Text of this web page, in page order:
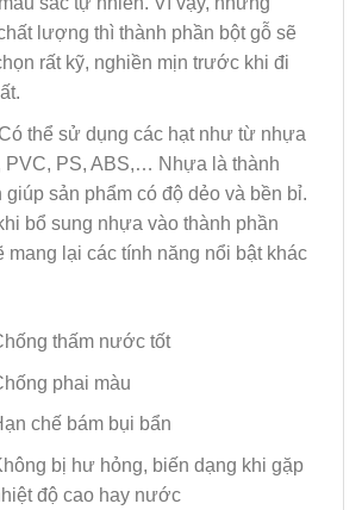
lượng thì thành phần bột gỗ sẽ
rất kỹ, nghiền mịn trước khi đi
thể sử dụng các hạt như từ nhựa
PVC, PS, ABS,… Nhựa là thành
giúp sản phẩm có độ dẻo và bền bỉ.
bổ sung nhựa vào thành phần
mang lại các tính năng nổi bật khác
thấm nước tốt
phai màu
chế bám bụi bẩn
bị hư hỏng, biến dạng khi gặp
độ cao hay nước